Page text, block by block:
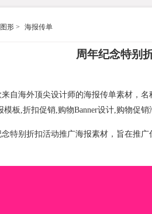
形 > 海报传单
周年纪念特别
自海外顶尖设计师的海报传单素材，
板,折扣促销,购物Banner设计,购物促
特别折扣活动推广海报素材，旨在推